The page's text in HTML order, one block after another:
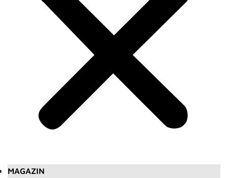
MAGAZIN